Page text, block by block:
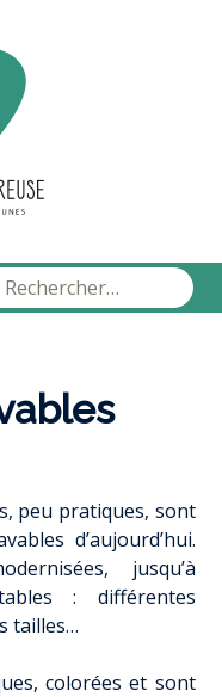
:
peu pratiques, sont
d’aujourd’hui.
jusqu’à
: différentes
tailles…
colorées et sont